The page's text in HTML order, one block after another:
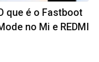
que é o Fastboot
no Mi e REDMI